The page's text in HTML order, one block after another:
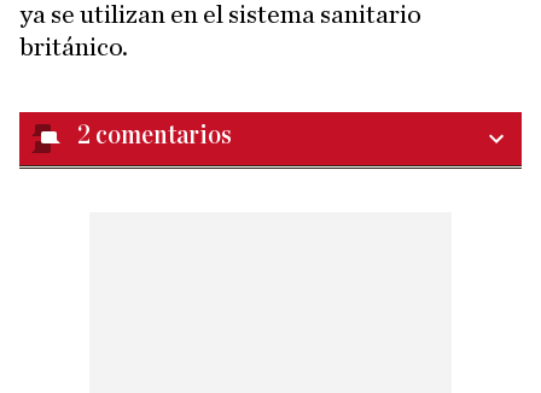
ya se utilizan en el sistema sanitario
británico.
2 comentarios